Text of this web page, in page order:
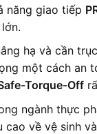
năng giao tiếp
hạ và cần
một cách an
Torque-Off
ngành thực
cao về vệ sinh